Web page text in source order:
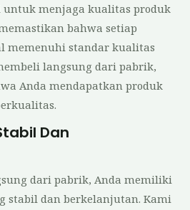
menjaga kualitas produk
bahwa setiap
memenuhi standar kualitas
langsung dari pabrik,
Anda mendapatkan produk
Dan
dari pabrik, Anda memiliki
stabil dan berkelanjutan. Kami